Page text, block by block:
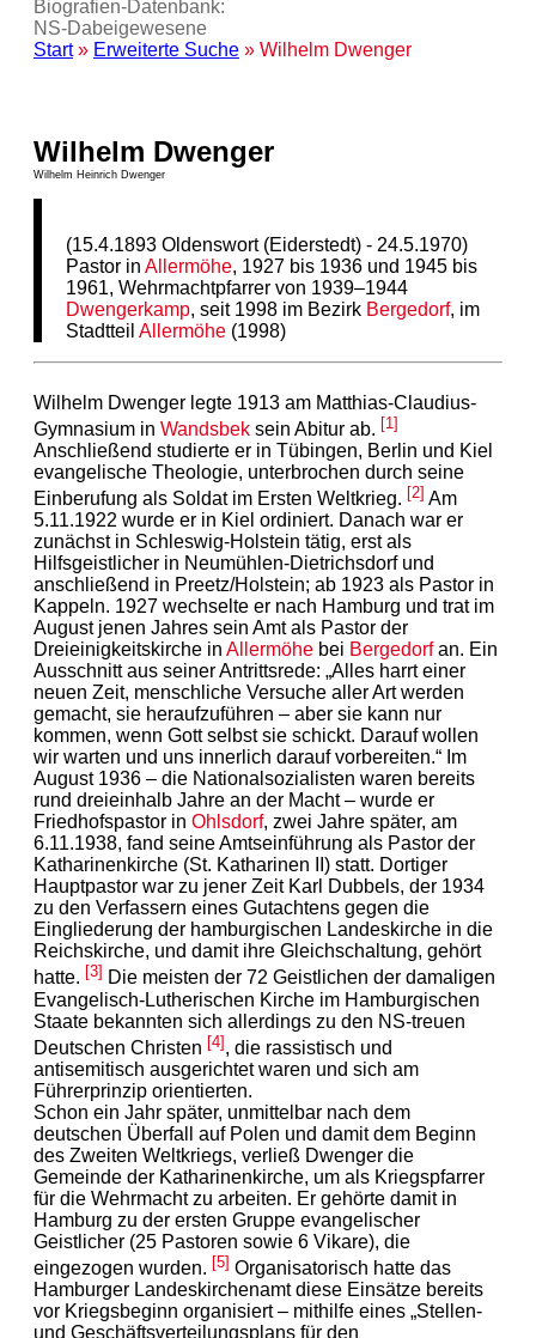
Biografien-Datenbank:
NS‑Dabeigewesene
Start» Erweiterte Suche » Wilhelm Dwenger
Wilhelm Dwenger
Wilhelm Heinrich Dwenger
(15.4.1893 Oldenswort (Eiderstedt) - 24.5.1970)
Pastor inAllermöhe, 1927 bis 1936 und 1945 bis
1961, Wehrmachtpfarrer von 1939–1944
Dwengerkamp, seit 1998 im Bezirk Bergedorf, im
StadtteilAllermöhe (1998)
Wilhelm Dwenger legte 1913 am Matthias-Claudius-
Gymnasium in Wandsbek sein Abitur ab. [1]
Anschließend studierte er in Tübingen, Berlin und Kiel
evangelische Theologie, unterbrochen durch seine
Einberufung als Soldat im Ersten Weltkrieg. [2] Am
5.11.1922 wurde er in Kiel ordiniert. Danach war er
zunächst in Schleswig-Holstein tätig, erst als
Hilfsgeistlicher in Neumühlen-Dietrichsdorf und
anschließend in Preetz/Holstein; ab 1923 als Pastor in
Kappeln. 1927 wechselte er nach Hamburg und trat im
August jenen Jahres sein Amt als Pastor der
Dreieinigkeitskirche in Allermöhe bei Bergedorfan. Ein
Ausschnitt aus seiner Antrittsrede: „Alles harrt einer
neuen Zeit, menschliche Versuche aller Art werden
gemacht, sie heraufzuführen – aber sie kann nur
kommen, wenn Gott selbst sie schickt. Darauf wollen
wir warten und uns innerlich darauf vorbereiten.“ Im
August 1936 – die Nationalsozialisten waren bereits
rund dreieinhalb Jahre an der Macht – wurde er
Friedhofspastor in Ohlsdorf, zwei Jahre später, am
6.11.1938, fand seine Amtseinführung als Pastor der
Katharinenkirche (St. Katharinen II) statt. Dortiger
Hauptpastor war zu jener Zeit Karl Dubbels, der 1934
zu den Verfassern eines Gutachtens gegen die
Eingliederung der hamburgischen Landeskirche in die
Reichskirche, und damit ihre Gleichschaltung, gehört
hatte. [3] Die meisten der 72 Geistlichen der damaligen
Evangelisch-Lutherischen Kirche im Hamburgischen
Staate bekannten sich allerdings zu den NS-treuen
Deutschen Christen [4], die rassistisch und
antisemitisch ausgerichtet waren und sich am
Führerprinzip orientierten.
Schon ein Jahr später, unmittelbar nach dem
deutschen Überfall auf Polen und damit dem Beginn
des Zweiten Weltkriegs, verließ Dwenger die
Gemeinde der Katharinenkirche, um als Kriegspfarrer
für die Wehrmacht zu arbeiten. Er gehörte damit in
Hamburg zu der ersten Gruppe evangelischer
Geistlicher (25 Pastoren sowie 6 Vikare), die
eingezogen wurden. [5] Organisatorisch hatte das
Hamburger Landeskirchenamt diese Einsätze bereits
vor Kriegsbeginn organisiert – mithilfe eines „Stellen-
und Geschäftsverteilungsplans für den